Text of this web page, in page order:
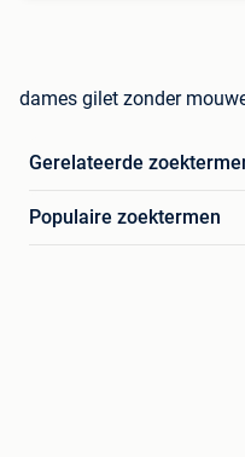
dames gilet zonder
Gerelateerde
Populaire zoektermen